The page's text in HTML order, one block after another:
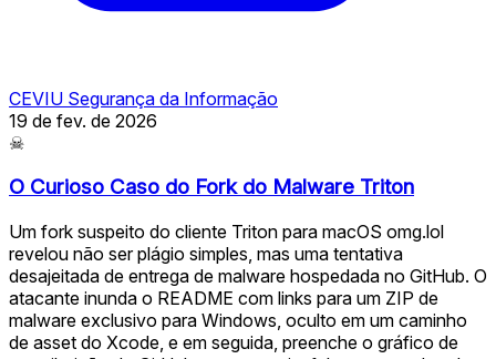
CEVIU Segurança da Informação
19 de fev. de 2026
☠
O Curioso Caso do Fork do Malware Triton
Um fork suspeito do cliente Triton para macOS omg.lol
revelou não ser plágio simples, mas uma tentativa
desajeitada de entrega de malware hospedada no GitHub. O
atacante inunda o README com links para um ZIP de
malware exclusivo para Windows, oculto em um caminho
de asset do Xcode, e em seguida, preenche o gráfico de